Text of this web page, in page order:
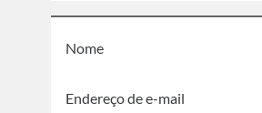
Nome
Endereço de e-mail